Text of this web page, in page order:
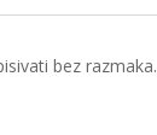
bez razmaka.